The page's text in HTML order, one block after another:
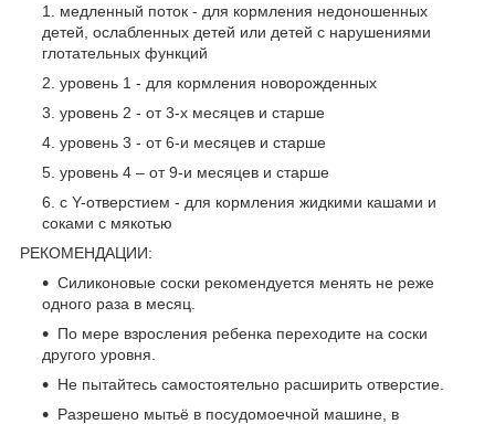
медленный поток - для кормления недоношенных
детей, ослабленных детей или детей с нарушениями
глотательных функций
уровень 1 - для кормления новорожденных
уровень 2 - от 3-х месяцев и старше
уровень 3 - от 6-и месяцев и старше
уровень 4 – от 9-и месяцев и старше
с Y-отверстием - для кормления жидкими кашами и
соками с мякотью
РЕКОМЕНДАЦИИ:
Силиконовые соски рекомендуется менять не реже
одного раза в месяц.
По мере взросления ребенка переходите на соски
другого уровня.
Не пытайтесь самостоятельно расширить отверстие.
Разрешено мытьё в посудомоечной машине, в